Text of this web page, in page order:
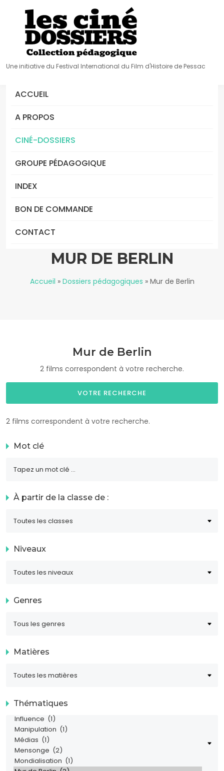
Une initiative du Festival International du Film d'Histoire de Pessac
ACCUEIL
A PROPOS
CINÉ-DOSSIERS
GROUPE PÉDAGOGIQUE
INDEX
BON DE COMMANDE
CONTACT
MUR DE BERLIN
Accueil » Dossiers pédagogiques » Mur de Berlin
Mur de Berlin
2 films correspondent à votre recherche.
VOTRE RECHERCHE
2 films correspondent à votre recherche.
Mot clé
À partir de la classe de :
Niveaux
Genres
Matières
Thématiques